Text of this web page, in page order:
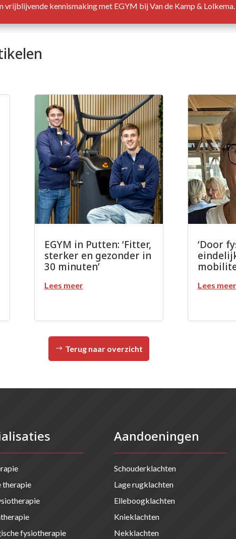
vrijblijvende kennismaking met EGYM bij Van de Kamp & Lolkema.
EGYM in Putten: ‘Fitter,
sterker en gezonder in
30 minuten’
Lees meer
‘Door
Lees meer
Terug naar overzicht
therapie
fysiotherapie
Aandoeningen
Schouderklachten
Lage rugklachten
Elleboogklachten
Knieklachten
Nekklachten